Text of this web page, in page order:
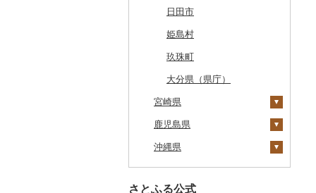
奥尻町
網走市
浦河町
広尾町
中札内村
滝川市
比布町
鶴居村
外ヶ浜町
つがる市
弘前市
鰺ヶ沢町
むつ市
田舎館村
青森県（県庁）
三沢市
北上市
平泉町
洋野町
大船渡市
山田町
大槌町
女川町
気仙沼市
美里町
松島町
大和町
大郷町
南三陸町
仙台市
鹿角市
大仙市
八郎潟町
戸沢村
舟形町
最上町
真室川町
寒河江市
西川町
高畠町
山形市
三春町
本宮市
柳津町
鮫川村
福島市
新地町
葛尾村
三島町
笠間市
行方市
結城市
城里町
水戸市
鉾田市
桜川市
石岡市
芳賀町
野木町
藤岡市
邑楽町
板倉町
嬬恋村
草津町
高崎市
群馬県（県庁）
大泉町
日高市
蓮田市
川越市
宮代町
吉見町
東松山市
入間市
志木市
東庄町
館山市
大網白里市
一宮町
佐倉市
木更津市
茂原市
野田市
多摩市
稲城市
世田谷区
日の出町
板橋区
渋谷区
千代田区
新宿区
横須賀市
三浦市
大磯町
箱根町
横浜市
茅ヶ崎市
川崎市
厚木市
村上市
妙高市
聖籠町
刈羽村
湯沢町
新潟市
早川町
南部町
昭和町
甲府市
甲州市
丹波山村
立科町
東御市
中野市
豊丘村
売木村
小諸市
木曽町
箕輪町
高山市
郡上市
白川村
御嵩町
海津市
関ケ原町
七宗町
笠松町
熱海市
掛川市
伊豆の国市
小山町
森町
川根本町
富士市
御前崎市
蒲郡市
東郷町
犬山市
弥富市
東海市
新城市
春日井市
瀬戸市
名張市
東員町
玉城町
南山城村
京都市
舞鶴市
和束町
八幡市
京田辺市
向日市
松原市
柏原市
羽曳野市
大阪府（府庁）
吹田市
河南町
和泉市
高槻市
養父市
南あわじ市
洲本市
猪名川町
尼崎市
加西市
宝塚市
淡路市
斑鳩町
平群町
黒滝村
御所市
上牧町
明日香村
吉野町
奈良市
紀の川市
上富田町
白浜町
由良町
すさみ町
日高町
有田川町
印南町
新庄村
高梁市
勝央町
倉敷市
矢掛町
鏡野町
安芸高田市
佐那河内村
北島町
吉野川市
南国市
仁淀川町
大月町
三原村
香南市
大豊町
田野町
高知市
久山町
大野城市
宗像市
水巻町
岡垣町
豊前市
嘉麻市
筑後市
白石町
太良町
大村市
佐々町
平戸市
あさぎり町
南関町
津奈木町
小国町
人吉市
宇土市
荒尾市
産山村
日田市
姫島村
玖珠町
大分県（県庁）
宮崎県
えびの市
宮崎市
木城町
鹿児島県
指宿市
龍郷町
沖縄県
うるま市
さとふる公式